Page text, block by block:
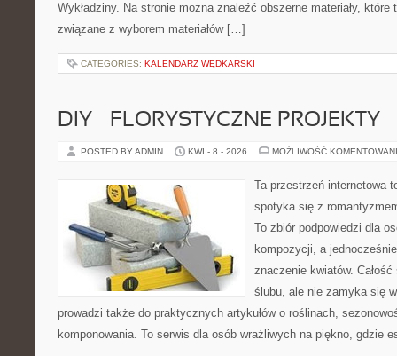
Wykładziny. Na stronie można znaleźć obszerne materiały, które
związane z wyborem materiałów […]
CATEGORIES: KALENDARZ WĘDKARSKI
DIY – FLORYSTYCZNE PROJEKTY
POSTED BY ADMIN KWI - 8 - 2026 MOŻLIWOŚĆ
Ta przestrzeń internetowa
spotyka się z
To zbiór podpowiedzi dla
kompozycji, a
znaczenie kwiatów.
ślubu, ale nie zamyka się
prowadzi także do praktycznych artykułów o roślinach,
komponowania. To serwis dla osób wrażliwych na piękno, gdzie